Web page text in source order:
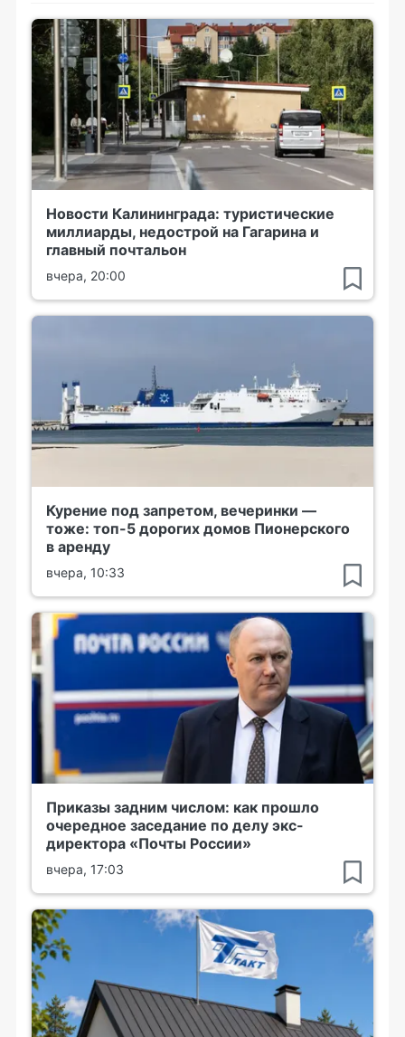
Новости Калининграда: туристические
миллиарды, недострой на Гагарина и
главный почтальон
вчера, 20:00
Курение под запретом, вечеринки —
тоже: топ-5 дорогих домов Пионерского
в аренду
вчера, 10:33
Приказы задним числом: как прошло
очередное заседание по делу экс-
директора «Почты России»
вчера, 17:03